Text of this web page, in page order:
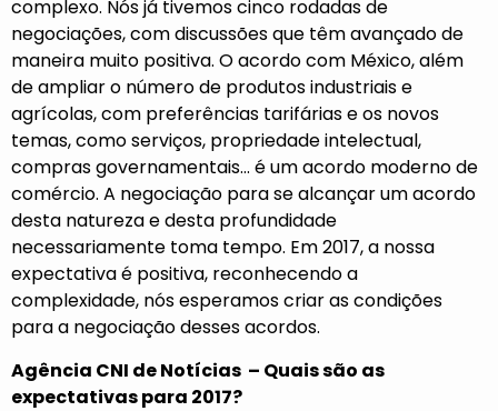
complexo. Nós já tivemos cinco rodadas de
negociações, com discussões que têm avançado de
maneira muito positiva. O acordo com México, além
de ampliar o número de produtos industriais e
agrícolas, com preferências tarifárias e os novos
temas, como serviços, propriedade intelectual,
compras governamentais… é um acordo moderno de
comércio. A negociação para se alcançar um acordo
desta natureza e desta profundidade
necessariamente toma tempo. Em 2017, a nossa
expectativa é positiva, reconhecendo a
complexidade, nós esperamos criar as condições
para a negociação desses acordos.
Agência CNI de Notícias – Quais são as
expectativas para 2017?